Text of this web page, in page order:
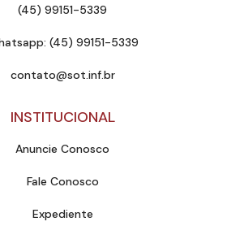
(45) 99151-5339
(45) 99151-5339
contato@sot.inf.br
INSTITUCIONAL
Anuncie Conosco
Fale Conosco
Expediente